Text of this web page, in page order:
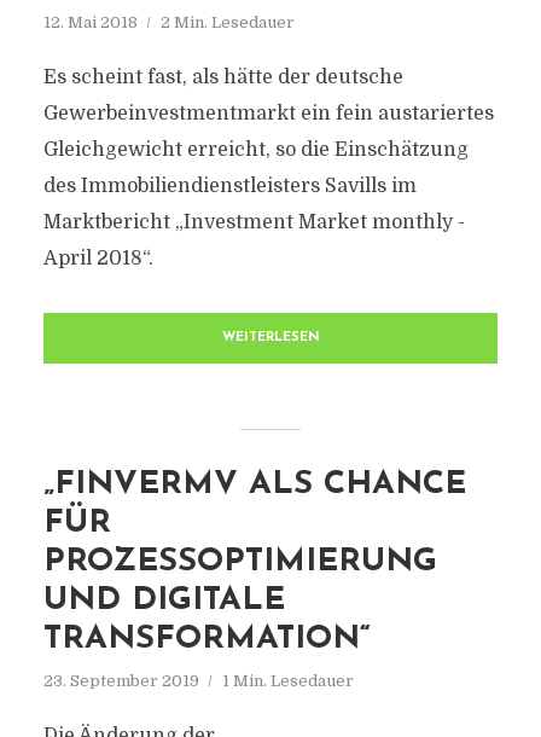
12. Mai 2018 2 Min. Lesedauer
Es scheint fast, als hätte der deutsche
Gewerbeinvestmentmarkt ein fein austariertes
Gleichgewicht erreicht, so die Einschätzung
des Immobiliendienstleisters Savills im
Marktbericht „Investment Market monthly -
April 2018“.
WEITERLESEN
„FINVERMV ALS CHANCE
FÜR
PROZESSOPTIMIERUNG
UND DIGITALE
TRANSFORMATION“
23. September 2019 1 Min. Lesedauer